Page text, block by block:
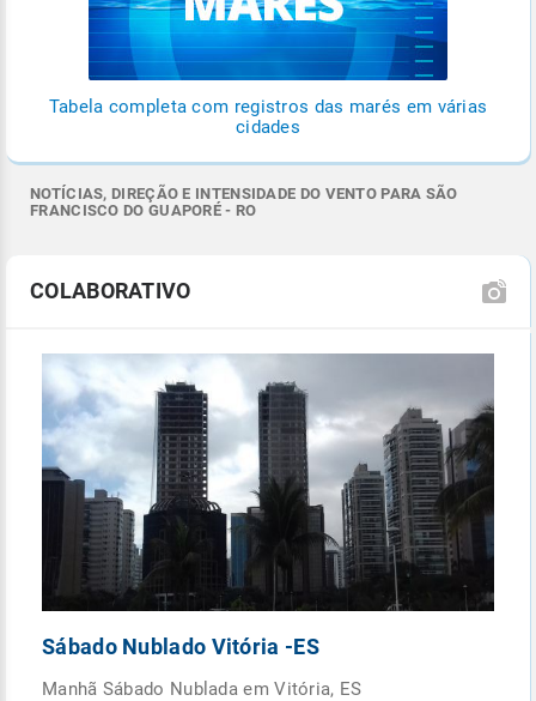
Tabela completa com registros das marés em várias
cidades
NOTÍCIAS, DIREÇÃO E INTENSIDADE DO VENTO PARA SÃO
FRANCISCO DO GUAPORÉ - RO
COLABORATIVO
Sábado Nublado Vitória -ES
Manhã Sábado Nublada em Vitória, ES